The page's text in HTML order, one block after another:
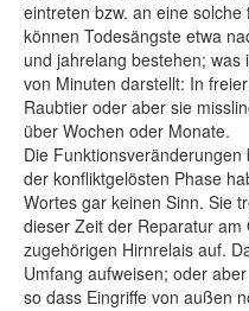
eintreten bzw. an eine
können Todesängste etwa
und jahrelang bestehen;
von Minuten darstellt: In
Raubtier oder aber sie
über Wochen oder Monate.
Die
der konfliktgelösten Phase
Wortes gar keinen Sinn. Sie
dieser Zeit der Reparatur am
zugehörigen Hirnrelais auf.
Umfang aufweisen; oder
so dass Eingriffe von außen